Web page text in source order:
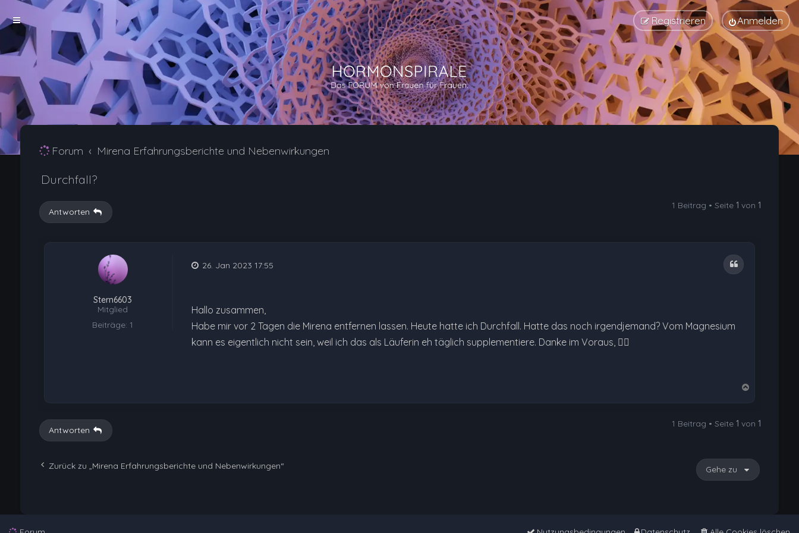
Anmelden
Registrieren
Forum Mirena Erfahrungsberichte und Nebenwirkungen
Durchfall?
Antworten
1 Beitrag • Seite1 von1
Stern6603
Mitglied
Beiträge: 1
Zitat
26. Jan 2023 17:55
Hallo zusammen,
Habe mir vor 2 Tagen die Mirena entfernen lassen. Heute hatte ich Durchfall. Hatte das noch irgendjemand? Vom Magnesium
kann es eigentlich nicht sein, weil ich das als Läuferin eh täglich supplementiere. Danke im Voraus, 🙋‍♀️
h
n
Antworten
1 Beitrag • Seite1 von1
Zurück zu „Mirena Erfahrungsberichte und Nebenwirkungen“ Gehe zu